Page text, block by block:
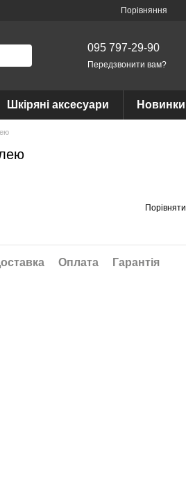
Порівняння
095 797-29-90
Передзвонити вам?
Шкіряні аксесуари Новинки
Порівняти
Оплата Гарантія